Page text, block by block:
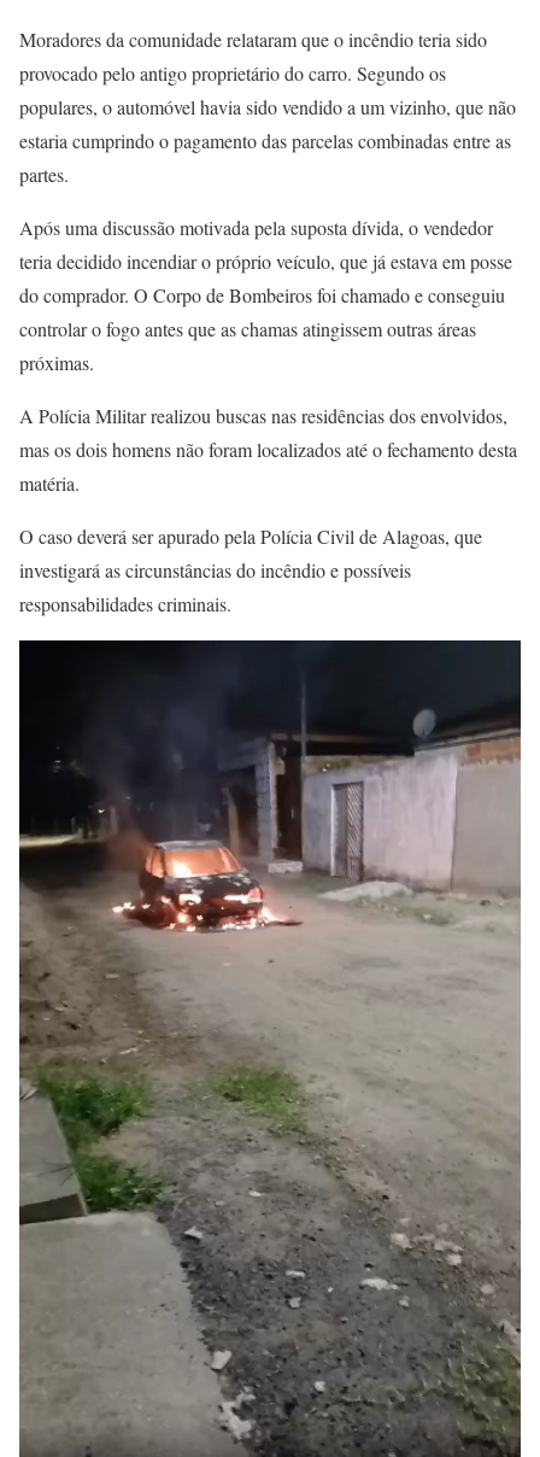
Moradores da comunidade relataram que o incêndio teria sido
provocado pelo antigo proprietário do carro. Segundo os
populares, o automóvel havia sido vendido a um vizinho, que não
estaria cumprindo o pagamento das parcelas combinadas entre as
partes.
Após uma discussão motivada pela suposta dívida, o vendedor
teria decidido incendiar o próprio veículo, que já estava em posse
do comprador. O Corpo de Bombeiros foi chamado e conseguiu
controlar o fogo antes que as chamas atingissem outras áreas
próximas.
A Polícia Militar realizou buscas nas residências dos envolvidos,
mas os dois homens não foram localizados até o fechamento desta
matéria.
O caso deverá ser apurado pela Polícia Civil de Alagoas, que
investigará as circunstâncias do incêndio e possíveis
responsabilidades criminais.